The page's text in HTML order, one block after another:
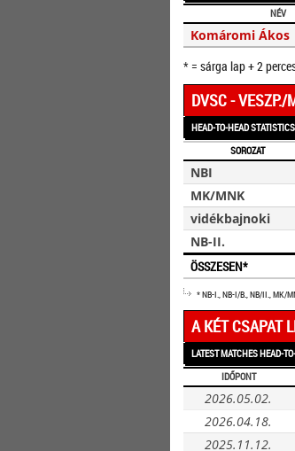
NÉV
Komáromi Ákos
* = sárga lap + 2
DVSC - VESZP./
HEAD-TO-HEAD STATISTICS
SOROZAT
NBI
MK/MNK
vidékbajnoki
NB-II.
ÖSSZESEN*
* NB-I., NB-I/B., NB/II., MK/
A KÉT CSAPAT
LATEST MATCHES HEAD-
IDŐPONT
2026.05.02.
2026.04.18.
2025.11.12.